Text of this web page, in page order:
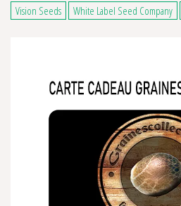
Vision Seeds
White Label Seed Company